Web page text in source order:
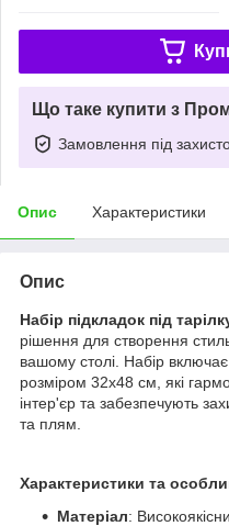
Що таке купити з
Замовлення під
Опис Характеристики
Опис
Набір підкладок під
рішення для створення
вашому столі. Набір включає
розміром 32х48 см, які
інтер'єр та забезпечують
та плям.
Характеристики та
Матеріал: